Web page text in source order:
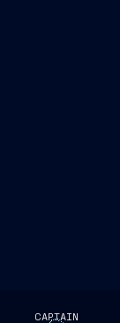
CAPTAIN